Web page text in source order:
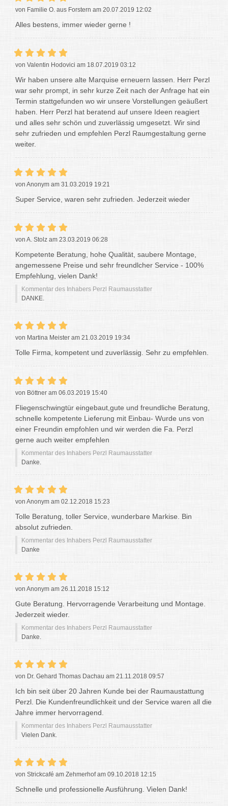
von Familie O. aus Forstern am 20.07.2019 12:02
Alles bestens, immer wieder gerne !
von Valentin Hodovici am 18.07.2019 03:12
Wir haben unsere alte Marquise erneuern lassen. Herr Perzl
war sehr prompt, in sehr kurze Zeit nach der Anfrage hat ein
Termin stattgefunden wo wir unsere Vorstellungen geäußert
haben. Herr Perzl hat beratend auf unsere Ideen reagiert
und alles sehr schön und zuverlässig umgesetzt. Wir sind
sehr zufrieden und empfehlen Perzl Raumgestaltung gerne
weiter.
von Anonym am 31.03.2019 19:21
Super Service, waren sehr zufrieden. Jederzeit wieder
von A. Stolz am 23.03.2019 06:28
Kompetente Beratung, hohe Qualität, saubere Montage,
angemessene Preise und sehr freundlcher Service - 100%
Empfehlung, vielen Dank!
Kommentar des Inhabers Perzl Raumausstatter
DANKE.
von Martina Meister am 21.03.2019 19:34
Tolle Firma, kompetent und zuverlässig. Sehr zu empfehlen.
von Böttner am 06.03.2019 15:40
Fliegenschwingtür eingebaut,gute und freundliche Beratung,
schnelle kompetente Lieferung mit Einbau- Wurde uns von
einer Freundin empfohlen und wir werden die Fa. Perzl
gerne auch weiter empfehlen
Kommentar des Inhabers Perzl Raumausstatter
Danke.
von Anonym am 02.12.2018 15:23
Tolle Beratung, toller Service, wunderbare Markise. Bin
absolut zufrieden.
Kommentar des Inhabers Perzl Raumausstatter
Danke
von Anonym am 26.11.2018 15:12
Gute Beratung. Hervorragende Verarbeitung und Montage.
Jederzeit wieder.
Kommentar des Inhabers Perzl Raumausstatter
Danke.
von Dr. Gehard Thomas Dachau am 21.11.2018 09:57
Ich bin seit über 20 Jahren Kunde bei der Raumaustattung
Perzl. Die Kundenfreundlichkeit und der Service waren all die
Jahre immer hervorragend.
Kommentar des Inhabers Perzl Raumausstatter
Vielen Dank.
von Strickcafé am Zehmerhof am 09.10.2018 12:15
Schnelle und professionelle Ausführung. Vielen Dank!